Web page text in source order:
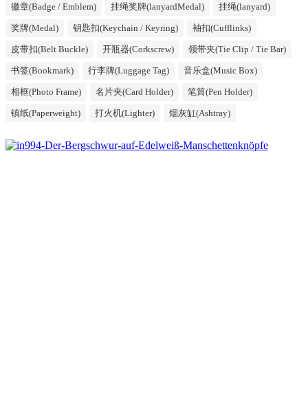
徽章(Badge / Emblem) 挂绳奖牌(lanyardMedal) 挂绳(lanyard)
奖牌(Medal) 钥匙扣(Keychain / Keyring) 袖扣(Cufflinks)
皮带扣(Belt Buckle) 开瓶器(Corkscrew) 领带夹(Tie Clip / Tie Bar)
书签(Bookmark) 行李牌(Luggage Tag) 音乐盒(Music Box)
相框(Photo Frame) 名片夹(Card Holder) 笔筒(Pen Holder)
镇纸(Paperweight) 打火机(Lighter) 烟灰缸(Ashtray)